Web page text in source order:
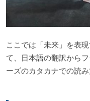
ここでは「未来」を表
て、日本語の翻訳から
ーズのカタカナでの読